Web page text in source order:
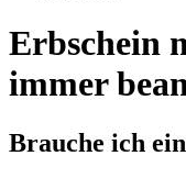
Erbschein
immer
Brauche ich